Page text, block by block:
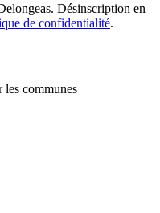
Désinscription en
de confidentialité.
les communes